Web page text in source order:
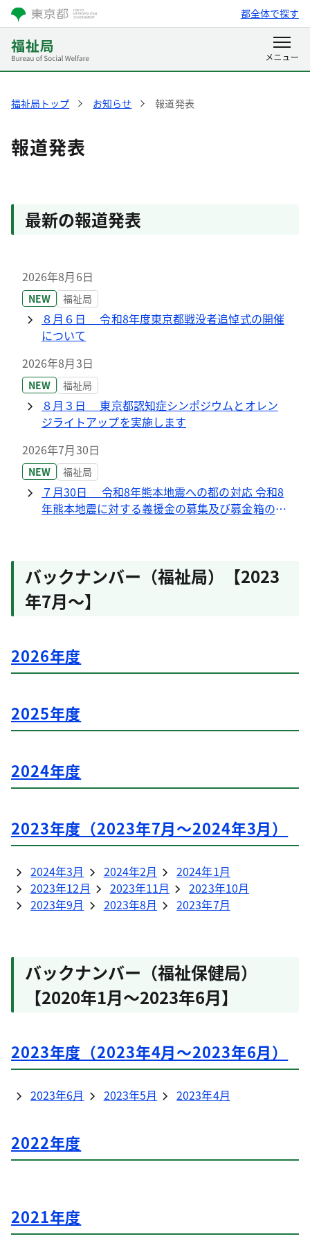
都全体で探す
福祉局トップ お知らせ 報道発表
報道発表
最新の報道発表
2026年8月6日
NEW 福祉局
８月６日 令和8年度東京都戦没者追悼式の開催
について
2026年8月3日
NEW 福祉局
８月３日 東京都認知症シンポジウムとオレン
ジライトアップを実施します
2026年7月30日
NEW 福祉局
７月30日 令和8年熊本地震への都の対応 令和8
年熊本地震に対する義援金の募集及び募金箱の設
７月23日 令和8年度第3回東京都高齢者保健福
祉施策推進委員会の開催について
７月22日 令和8年度第1回東京都医療的ケア児
2026年7月16日
NEW 福祉局
を募集します
NEW 福祉局
体」シンボルデザインの愛称を募集します
NEW 福祉局
７月16日 第41回東京都障害者総合美術展“美の
なかにふれあいがある
NEW 福祉局
ついて
2026年7月15日
NEW 福祉局
バックナンバー（福祉局）【2023
年7月～】
2026年度
2025年度
2024年度
2023年度（2023年7月～2024年3月）
2024年3月 2024年2月
2024年1月
2023年12月
2023年11月
2023年10月
2023年9月
2023年8月 2023年7月
バックナンバー（福祉保健局）
【2020年1月～2023年6月】
2023年度（2023年4月～2023年6月）
2023年6月 2023年5月 2023年4月
2022年度
2021年度